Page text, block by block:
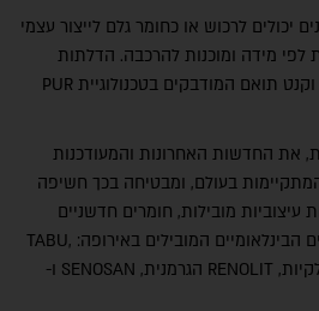
יכולים לרכוש או כחומר גלם לייצור עצמי
לפי מידה ומוכנות להרכבה. הדלתות
המוכנות מגיעות עם גב תואם וקנט תואם המודבקים בטכנולוגיית PUR
את החדשות האחרונות והמעודכנות
בעולם, ומבטיחה בכך חשיפה
מובילות, חומרים חדשניים
ופתרונות מתקדמים מהמותגים הבינלאומיים המובילים באירופה: TABU,
PURICELLI ו-SMART האיטלקיות, RENOLIT הגרמנית, SENOSAN ו-